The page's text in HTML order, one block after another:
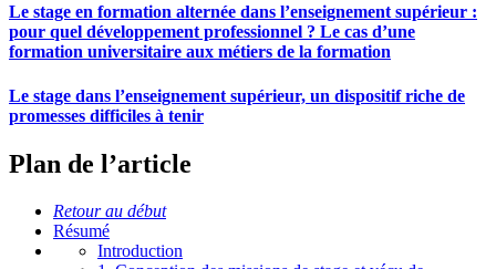
Le stage en formation alternée dans l’enseignement supérieur :
pour quel développement professionnel ? Le cas d’une
formation universitaire aux métiers de la formation
Le stage dans l’enseignement supérieur, un dispositif riche de
promesses difficiles à tenir
Plan de l’article
Retour au début
Résumé
Introduction